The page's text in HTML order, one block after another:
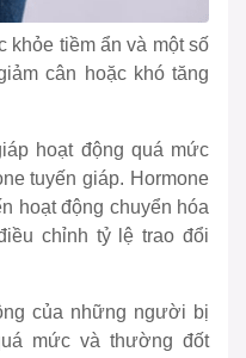
khỏe tiềm ẩn và một số
cân hoặc khó tăng
hoạt động quá mức
tuyến giáp. Hormone
hoạt động chuyển hóa
chỉnh tỷ lệ trao đổi
của những người bị
mức và thường đốt